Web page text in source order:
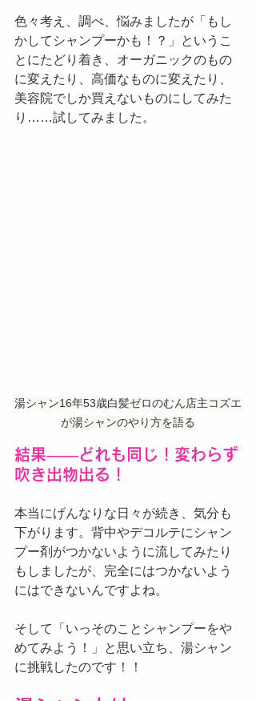
色々考え、調べ、悩みましたが「もし
かしてシャンプーかも！？」というこ
とにたどり着き、オーガニックのもの
に変えたり、高価なものに変えたり、
美容院でしか買えないものにしてみた
り……試してみました。
湯シャン16年53歳白髪ゼロのむん店主コズエ
が湯シャンのやり方を語る
結果——どれも同じ！変わらず
吹き出物出る！
本当にげんなりな日々が続き、気分も
下がります。背中やデコルテにシャン
プー剤がつかないように流してみたり
もしましたが、完全にはつかないよう
にはできないんですよね。
そして「いっそのことシャンプーをや
めてみよう！」と思い立ち、湯シャン
に挑戦したのです！！